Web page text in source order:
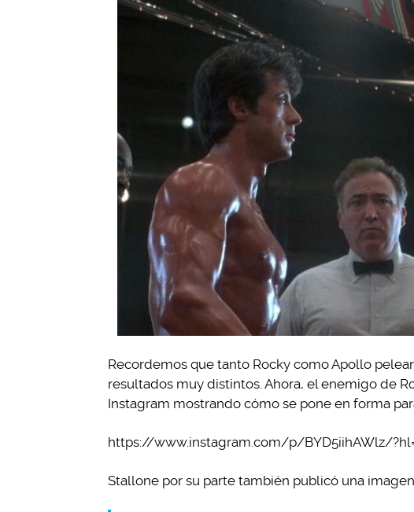
Recordemos que tanto Rocky como Apollo
resultados muy distintos. Ahora, el enemigo de
Instagram mostrando cómo se pone en forma
https://www.instagram.com/p/BYD5iihAWlz/
Stallone por su parte también publicó una